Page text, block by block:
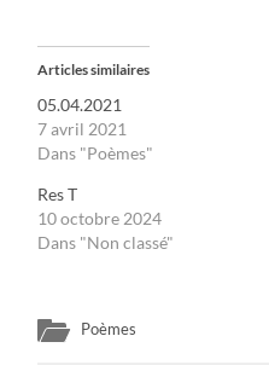
Articles similaires
05.04.2021
7 avril 2021
Dans "Poèmes"
Res T
10 octobre 2024
Dans "Non classé"
Poèmes